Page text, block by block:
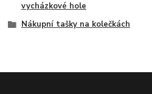
vycházkové hole
Nákupní tašky na kolečkách